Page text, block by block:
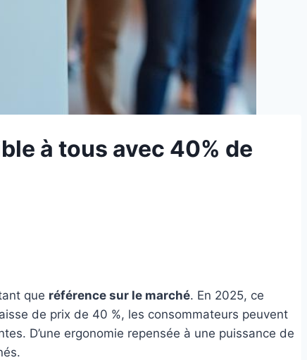
à tous avec 40% de
que référence sur le marché. En 2025, ce
de prix de 40 %, les consommateurs peuvent
D’une ergonomie repensée à une puissance de